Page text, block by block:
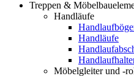
Treppen &
Handläufe
Handläufe
Möbelgleiter und -